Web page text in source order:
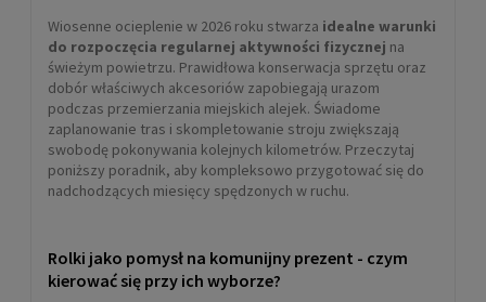
Wiosenne ocieplenie w 2026 roku stwarza idealne warunki
do rozpoczęcia regularnej aktywności fizycznej na
świeżym powietrzu. Prawidłowa konserwacja sprzętu oraz
dobór właściwych akcesoriów zapobiegają urazom
podczas przemierzania miejskich alejek. Świadome
zaplanowanie tras i skompletowanie stroju zwiększają
swobodę pokonywania kolejnych kilometrów. Przeczytaj
poniższy poradnik, aby kompleksowo przygotować się do
nadchodzących miesięcy spędzonych w ruchu.
Rolki jako pomysł na komunijny prezent - czym
kierować się przy ich wyborze?